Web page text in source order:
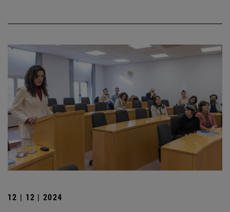
12 | 12 | 2024